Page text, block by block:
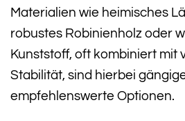
Materialien wie heimisches
robustes Robinienholz oder
Kunststoff, oft kombiniert mit
Stabilität, sind hierbei
empfehlenswerte Optionen.